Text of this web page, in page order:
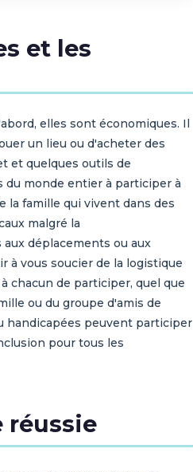
et les
elles sont économiques. Il
un lieu ou d'acheter des
et quelques outils de
du monde entier à participer à
la famille qui vivent dans des
malgré la
déplacements ou aux
à vous soucier de la logistique
chacun de participer, quel que
ou du groupe d'amis de
handicapées peuvent participer
pour tous les
réussie